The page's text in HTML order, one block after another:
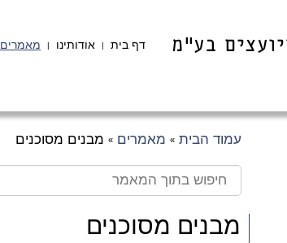
דף בית | אודותינו | מאמרים
עמוד הבית » מאמרים » מבנים מסוכנים
מבנים מסוכנים